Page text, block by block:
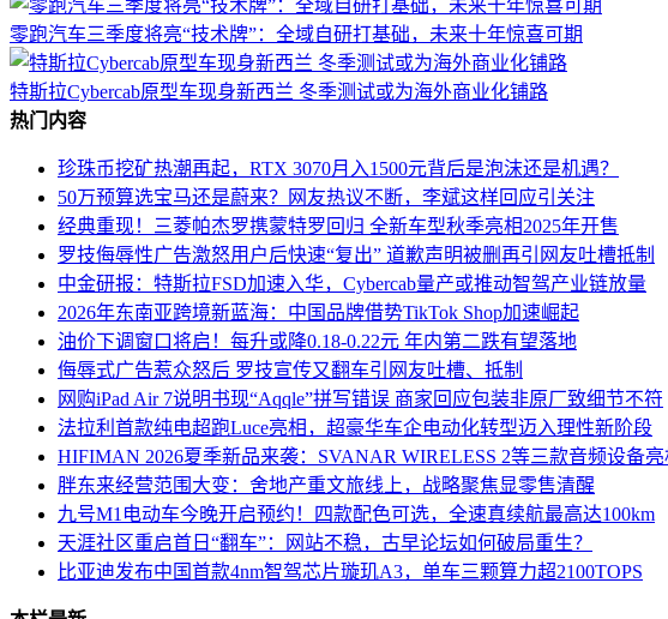
零跑汽车三季度将亮“技术牌”：全域自研打基础，未来十年惊喜可期
特斯拉Cybercab原型车现身新西兰 冬季测试或为海外商业化铺路
热门内容
珍珠币挖矿热潮再起，RTX 3070月入1500元背后是泡沫还是机遇？
50万预算选宝马还是蔚来？网友热议不断，李斌这样回应引关注
经典重现！三菱帕杰罗携蒙特罗回归 全新车型秋季亮相2025年开售
罗技侮辱性广告激怒用户后快速“复出” 道歉声明被删再引网友吐槽抵制
中金研报：特斯拉FSD加速入华，Cybercab量产或推动智驾产业链放量
2026年东南亚跨境新蓝海：中国品牌借势TikTok Shop加速崛起
油价下调窗口将启！每升或降0.18-0.22元 年内第二跌有望落地
侮辱式广告惹众怒后 罗技宣传又翻车引网友吐槽、抵制
网购iPad Air 7说明书现“Aqqle”拼写错误 商家回应包装非原厂致细节不符
法拉利首款纯电超跑Luce亮相，超豪华车企电动化转型迈入理性新阶段
HIFIMAN 2026夏季新品来袭：SVANAR WIRELESS 2等三款音频设备亮
胖东来经营范围大变：舍地产重文旅线上，战略聚焦显零售清醒
九号M1电动车今晚开启预约！四款配色可选，全速真续航最高达100km
天涯社区重启首日“翻车”：网站不稳，古早论坛如何破局重生？
比亚迪发布中国首款4nm智驾芯片璇玑A3，单车三颗算力超2100TOPS